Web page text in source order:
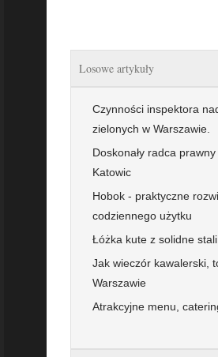
Losowe artykuły
Czynności inspektora
zielonych w Warszawie.
Doskonały radca
Katowic
Hobok - praktyczne
codziennego użytku
Łóżka kute z solidne stali
Jak wieczór kawalerski,
Warszawie
Atrakcyjne menu,